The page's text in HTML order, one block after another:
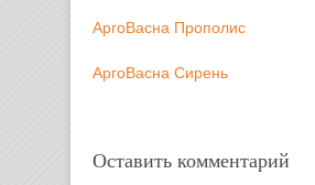
АргоВасна Прополис
АргоВасна Сирень
Оставить комментарий